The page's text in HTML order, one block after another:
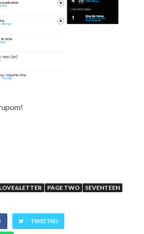
LOVE&LETTER PAGE TWO
SEVENTEEN
TWEETNIJ